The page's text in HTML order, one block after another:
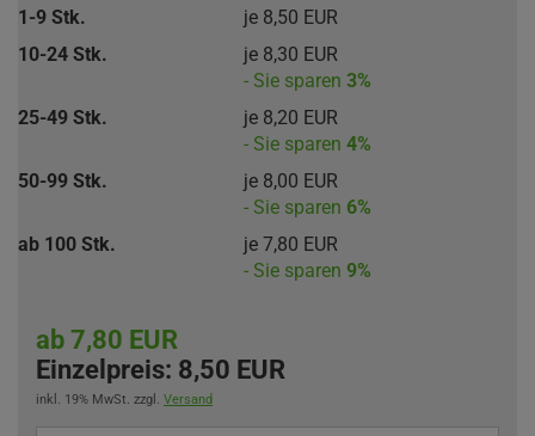
1-9 Stk.
je 8,50 EUR
10-24 Stk.
je 8,30 EUR
- Sie sparen3%
25-49 Stk.
je 8,20 EUR
- Sie sparen4%
50-99 Stk.
je 8,00 EUR
- Sie sparen 6%
ab 100 Stk.
je 7,80 EUR
- Sie sparen9%
ab 7,80 EUR
Einzelpreis: 8,50 EUR
inkl. 19% MwSt. zzgl. Versand